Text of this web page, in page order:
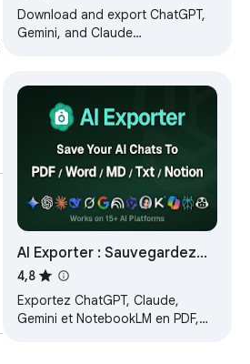
Download and export ChatGPT,
Gemini, and Claude
prompt navigation.
AI Exporter : Sauvegardez
ChatGPT, Gemini en PDF,
Word, MD | Sync Notion
4,8
Exportez ChatGPT, Claude,
Gemini et NotebookLM en PDF,